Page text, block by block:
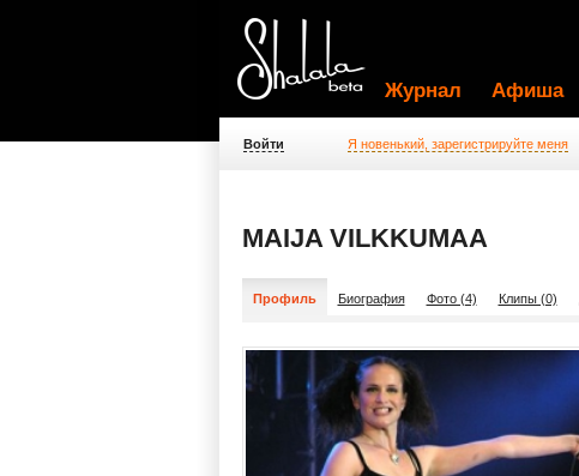
Журнал Афиша
Войти Я новенький, зарегистрируйте меня
MAIJA VILKKUMAA
Профиль Биография Фото (4) Клипы (0)